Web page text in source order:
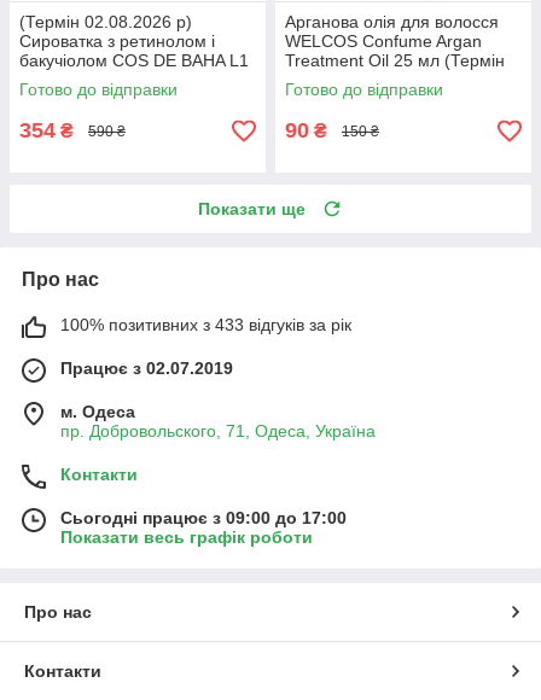
(Термін 02.08.2026 р)
Сироватка з ретинолом і
бакучіолом COS DE BAHA L1
Level 1 Bakuchiol Retinol
Serum 30 мл
Готово до відправки
354 ₴ 590 ₴
Арганова олія для волосся
WELCOS Confume Argan
Treatment Oil 25 мл (Термін
17.05.2026 р)
Готово до відправки
90 ₴ 150 ₴
Показати ще
Про нас
100% позитивних з 433 відгуків за рік
Працює з 02.07.2019
м. Одеса
пр. Добровольского, 71, Одеса, Україна
Контакти
Сьогодні працює з 09:00 до 17:00
Показати весь графік роботи
Про нас
Контакти